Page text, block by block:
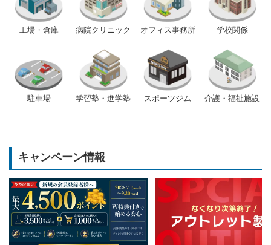
工場・倉庫 病院クリニック オフィス事務所 学校関係
駐車場 学習塾・進学塾 スポーツジム 介護・福祉施設
キャンペーン情報